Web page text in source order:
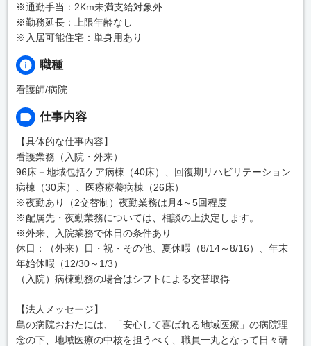
※通勤手当：2Km未満支給対象外
※勤務延長：上限年齢なし
※入居可能住宅：単身用あり
職種
看護師/病院
仕事内容
【具体的な仕事内容】
看護業務（入院・外来）
96床－地域包括ケア病棟（40床）、回復期リハビリテーション
病棟（30床）、医療療養病棟（26床）
※夜勤あり（2交替制）夜勤業務は月4～5回程度
※配属先・夜勤業務については、相談の上決定します。
※外来、入院業務で休日の条件あり
休日：（外来）日・祝・その他、夏休暇（8/14～8/16）、年末
年始休暇（12/30～1/3）
（入院）病棟勤務の場合はシフトによる交替取得
【法人メッセージ】
島の病院おおたには、「安心して喜ばれる地域医療」の病院理
念の下、地域医療の中核を担うべく、職員一丸となって日々研